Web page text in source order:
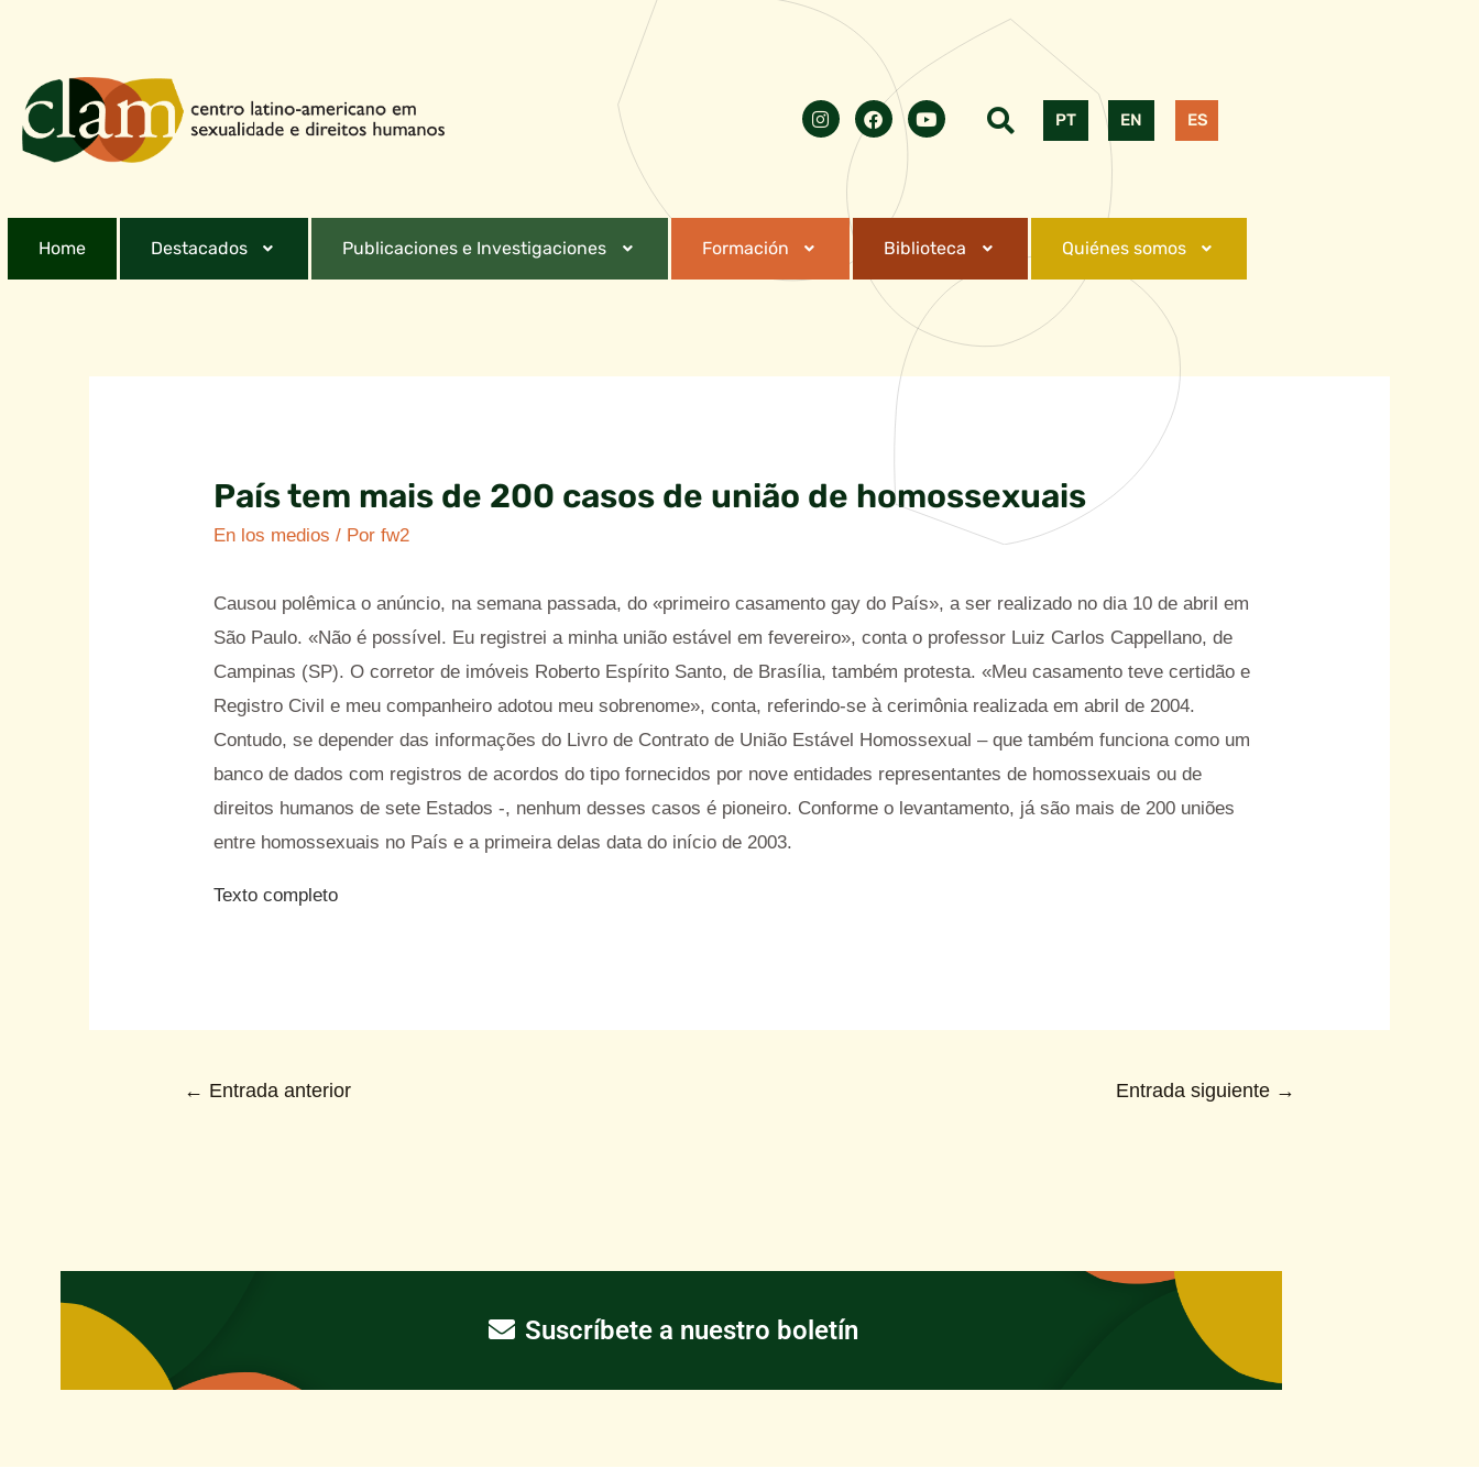
PT EN ES
Home Destacados Publicaciones e Investigaciones Formación Biblioteca Quiénes somos
País tem mais de 200 casos de união de homossexuais
En los medios / Porfw2
Causou polêmica o anúncio, na semana passada, do «primeiro casamento gay do País», a ser realizado no dia 10 de abril em
São Paulo. «Não é possível. Eu registrei a minha união estável em fevereiro», conta o professor Luiz Carlos Cappellano, de
Campinas (SP). O corretor de imóveis Roberto Espírito Santo, de Brasília, também protesta. «Meu casamento teve certidão e
Registro Civil e meu companheiro adotou meu sobrenome», conta, referindo-se à cerimônia realizada em abril de 2004.
Contudo, se depender das informações do Livro de Contrato de União Estável Homossexual – que também funciona como um
banco de dados com registros de acordos do tipo fornecidos por nove entidades representantes de homossexuais ou de
direitos humanos de sete Estados -, nenhum desses casos é pioneiro. Conforme o levantamento, já são mais de 200 uniões
entre homossexuais no País e a primeira delas data do início de 2003.
Texto completo
← Entrada anterior Entrada siguiente →
Suscríbete a nuestro boletín